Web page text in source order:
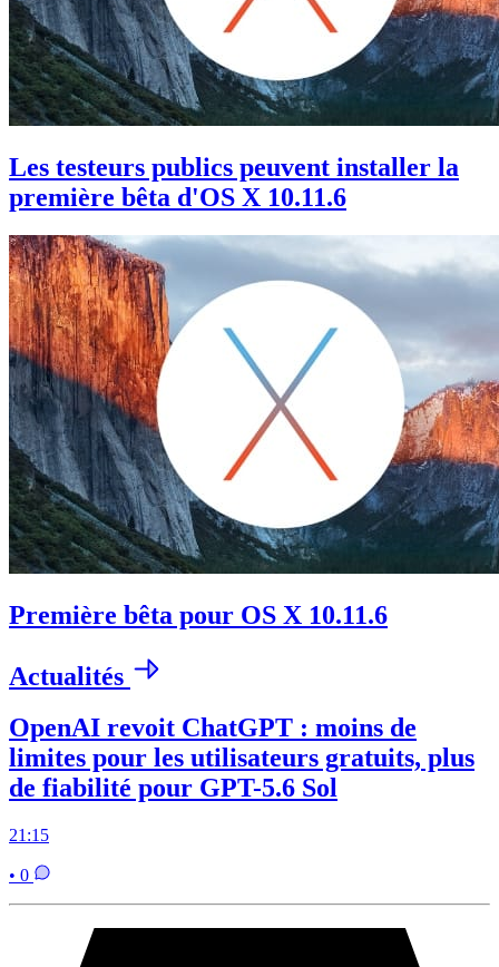
Les testeurs publics peuvent installer la
première bêta d'OS X 10.11.6
Première bêta pour OS X 10.11.6
Actualités
OpenAI revoit ChatGPT : moins de
limites pour les utilisateurs gratuits, plus
de fiabilité pour GPT-5.6 Sol
21:15
• 0